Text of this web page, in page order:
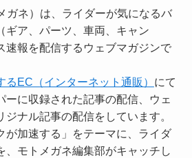
ガネ）は、ライダーが気になるバ
ギア、パーツ、車両、キャン
速報を配信するウェブマガジンで
EC（インターネット通販） にて
ーに収録された記事の配信、ウェ
ナル記事の配信をしています。
が加速する」をテーマに、ライダ
、モトメガネ編集部がキャッチし